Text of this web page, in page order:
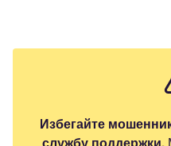
Избегайте